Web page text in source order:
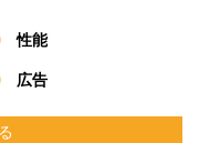
性能
広告